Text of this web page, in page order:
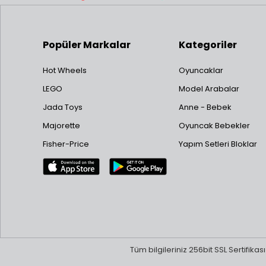
RMZ City
Tech Deck
Thomas & Friends
Vardem
Welly
yılında
Jada
ikonik
Popüler Markalar
Hot Wheels
LEGO
Jada Toys
Majorette
Fisher-Price
Kategoriler
Oyuncaklar
Model Arabalar
Anne - Bebek
Oyuncak Bebekler
Yapım Setleri Bloklar
Tüm bilgileriniz 256bit SSL